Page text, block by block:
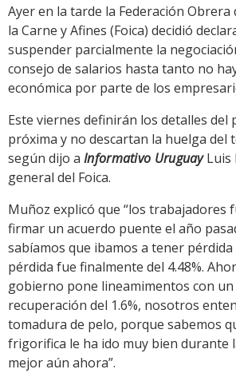
Link
Ayer en la tarde la Federación Obrera
la Carne y Afines (Foica) decidió
suspender parcialmente la
consejo de salarios hasta tanto no
económica por parte de los
Este viernes definirán los detalles del
próxima y no descartan la huelga del
según dijo a Informativo UruguayLuis
general del Foica.
Muñoz explicó que “los trabajadores
firmar un acuerdo puente el año
sabíamos que ibamos a tener pérdida
pérdida fue finalmente del 4.48%.
gobierno pone lineamimentos con un
recuperación del 1.6%, nosotros
tomadura de pelo, porque sabemos
frigorifica le ha ido muy bien durante
mejor aún ahora”.